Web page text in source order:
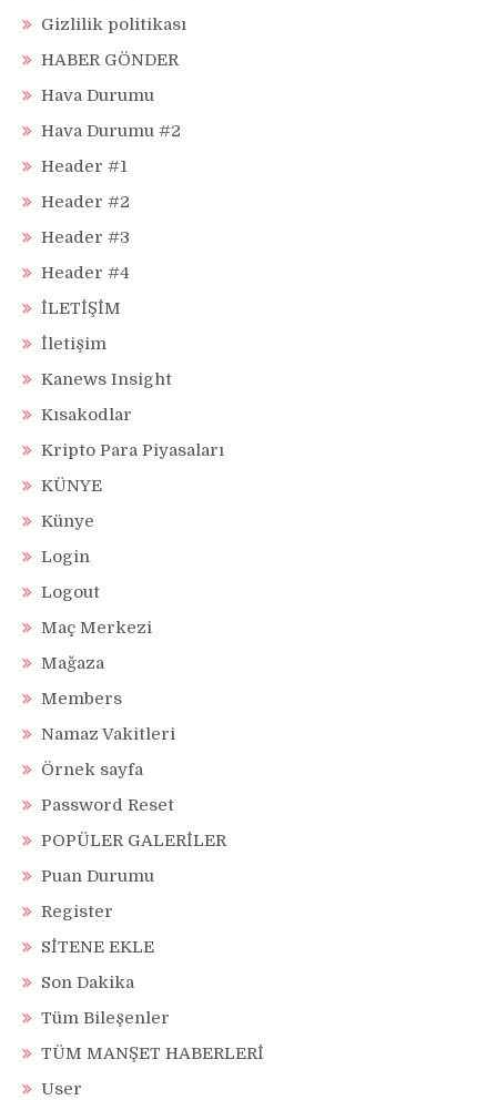
Gizlilik politikası
HABER GÖNDER
Hava Durumu
Hava Durumu #2
Header #1
Header #2
Header #3
Header #4
İLETİŞİM
İletişim
Kanews Insight
Kısakodlar
Kripto Para Piyasaları
KÜNYE
Künye
Login
Logout
Maç Merkezi
Mağaza
Members
Namaz Vakitleri
Örnek sayfa
Password Reset
POPÜLER GALERİLER
Puan Durumu
Register
SİTENE EKLE
Son Dakika
Tüm Bileşenler
TÜM MANŞET HABERLERİ
User